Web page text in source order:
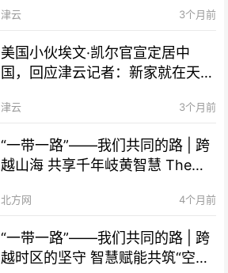
津云 3个月前
美国小伙埃文·凯尔官宣定居中
国，回应津云记者：新家就在天
津云 3个月前
“一带一路”——我们共同的路 | 跨
越山海 共享千年岐黄智慧 The
Shared Path | Transcending
Millennia-old Qi-Huang Wisdom
of TCM
北方网 4个月前
“一带一路”——我们共同的路 | 跨
越时区的坚守 智慧赋能共筑“空中